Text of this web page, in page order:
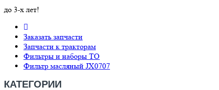
до 3-х лет!
Заказать запчасти
Запчасти к тракторам
Фильтры и наборы ТО
Фильтр масляный JX0707
КАТЕГОРИИ